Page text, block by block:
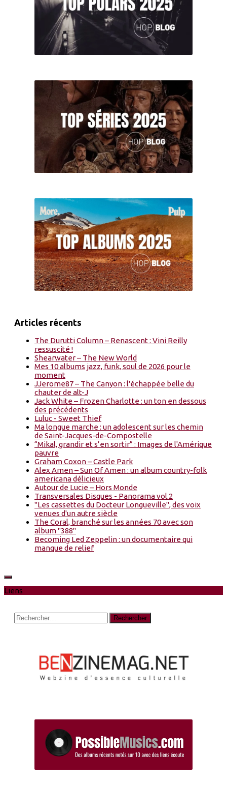
Articles récents
The Durutti Column – Renascent : Vini Reilly
ressuscité !
Shearwater – The New World
Mes 10 albums jazz, funk, soul de 2026 pour le
moment
JJerome87 – The Canyon : l'échappée belle du
chauter de alt-J
Jack White – Frozen Charlotte : un ton en dessous
des précédents
Luluc - Sweet Thief
Ma longue marche : un adolescent sur les chemin
de Saint-Jacques-de-Compostelle
“Mikal, grandir et s’en sortir” : Images de l'Amérique
pauvre
Graham Coxon – Castle Park
Alex Amen – Sun Of Amen : un album country-folk
americana délicieux
Autour de Lucie – Hors Monde
Transversales Disques - Panorama vol.2
"Les cassettes du Docteur Longueville", des voix
venues d'un autre siècle
The Coral, branché sur les années 70 avec son
album "388"
Becoming Led Zeppelin : un documentaire qui
manque de relief
Liens
Rechercher :